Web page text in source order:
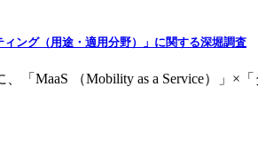
ング（用途・適用分野）」に関する深堀調査
「MaaS （Mobility as a Service）」